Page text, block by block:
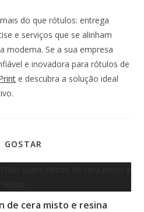
do que rótulos: entrega
e serviços que se alinham
moderna. Se a sua empresa
e inovadora para rótulos de
e descubra a solução ideal
GOSTAR
de cera misto e resina